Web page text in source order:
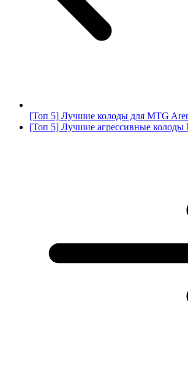
[Топ 5] Лучшие колоды для MTG
[Топ 5] Лучшие агрессивные колоды